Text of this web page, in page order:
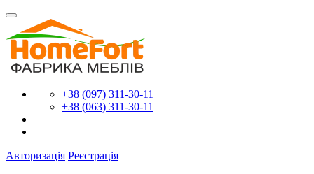
+38 (097) 311-30-11
+38 (063) 311-30-11
Авторизація Реєстрація